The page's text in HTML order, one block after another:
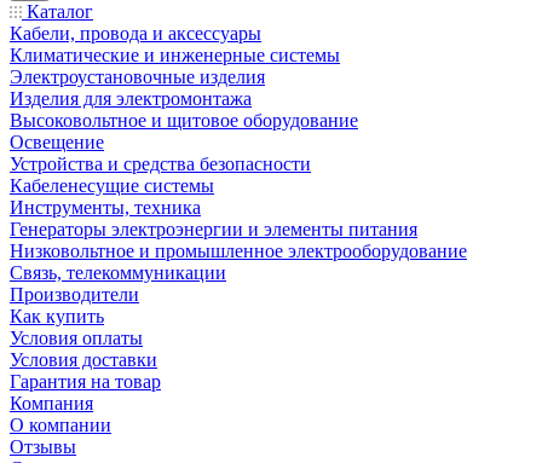
Каталог
Кабели, провода и аксессуары
Климатические и инженерные системы
Электроустановочные изделия
Изделия для электромонтажа
Высоковольтное и щитовое оборудование
Освещение
Устройства и средства безопасности
Кабеленесущие системы
Инструменты, техника
Генераторы электроэнергии и элементы питания
Низковольтное и промышленное электрооборудование
Связь, телекоммуникации
Производители
Как купить
Условия оплаты
Условия доставки
Гарантия на товар
Компания
О компании
Отзывы